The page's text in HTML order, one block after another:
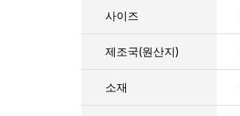
사이즈
제조국(원산지)
소재